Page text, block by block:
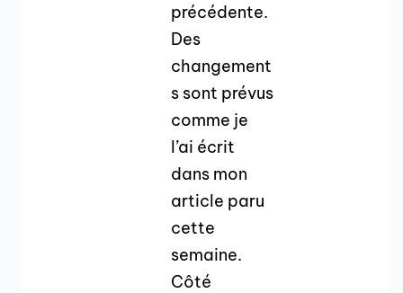
précédente.
Des
changement
s sont prévus
comme je
l’ai écrit
dans mon
article paru
cette
semaine.
Côté